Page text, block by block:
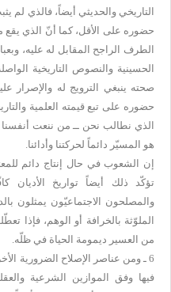
التاريخي والحديثي أيضاً، فالذي لم
حضوره على الأقل، كما أنّ الذي يقع
الطرف الراجح المقابل له عليه،
الحسينية والنصوص التاريخية
صحته ينبغي الترويج له والإصرار
حضوره على تبع قيمته العلمية
الذي نطالب نحن ــ من ننعت أنفسنا
هو المسيّر دائماً لحركتنا وأدائنا.
إن الشعوب في حال إنتاج دائم
تؤكّد ذلك أيضاً تواريخ الأديان
والمصلحون الاجتماعيّون يمثلون
الملوّثة بالخرافة أو الوهم، فإذا
من العسير ديمومة الحياة في ظلّه.
6 ـ ومن عناصر الإصلاح الضرورية
فيها وفق الموازين الشرعية